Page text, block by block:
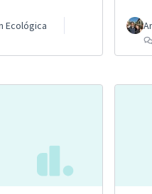
Ecológica